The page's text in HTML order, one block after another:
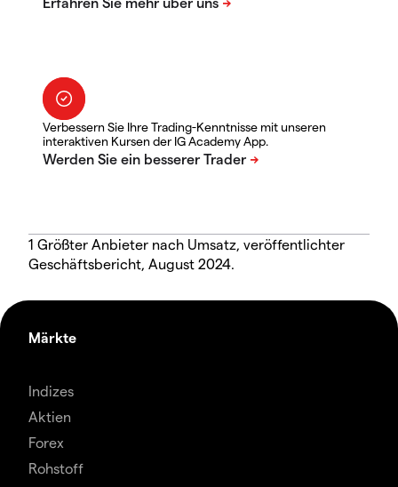
Verbessern Sie Ihre Trading-Kenntnisse mit unseren
interaktiven Kursen der IG Academy App.
1 Größter Anbieter nach Umsatz, veröffentlichter
Geschäftsbericht, August 2024.
Märkte
Indizes
Aktien
Forex
Rohstoff